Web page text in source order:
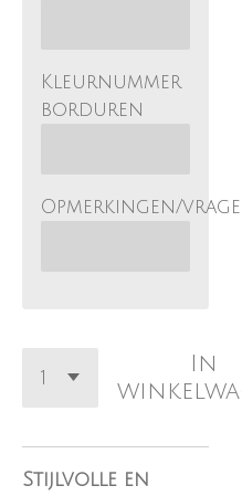
Kleurnummer
borduren
Opmerkingen/
In
Stijlvolle en